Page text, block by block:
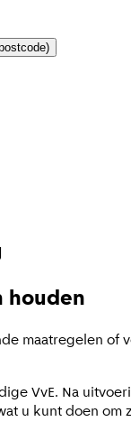
houden
maatregelen
VvE. Na
u kunt doen